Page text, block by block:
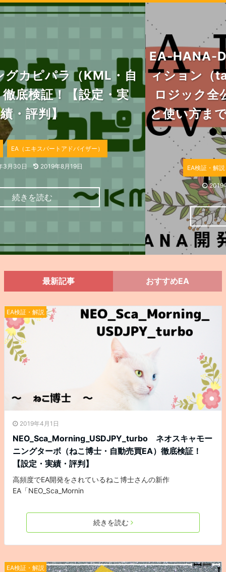
EA-HANA-Dev.Edition 開発者エデ
ィション（takah）初心者でも安心の
ロジック全公開！おすすめポイント
と使い方まで紹介！【設定・実績・評
判】
EA検証・解説 EA（エキスパートアドバイザー）
2019年3月27日 2019年8月19日
最新記事 おすすめEA
EA検証・解説
2019年4月1日
NEO_Sca_Morning_USDJPY_turbo ネオスキャモー
ニングターボ（ねこ博士・自動売買EA）徹底検証！
【設定・実績・評判】
高頻度でEA開発をされているねこ博士さんの新作
EA「NEO_Sca_Mornin
続きを読む
EA検証・解説